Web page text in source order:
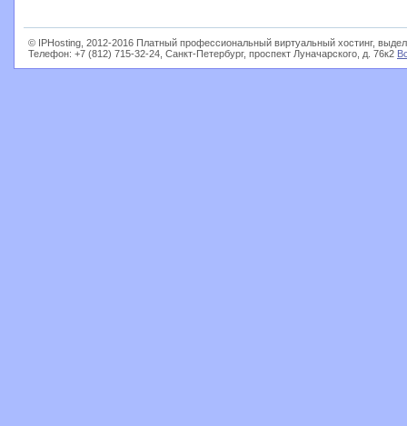
© IPHosting, 2012-2016 Платный профессиональный виртуальный хостинг,
Телефон: +7 (812) 715-32-24, Санкт-Петербург, проспект Луначарского, д. 76к2